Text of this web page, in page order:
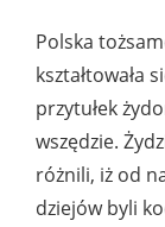
Polska
kształtowała
przytułek
wszędzie.
różnili, iż od
dziejów byli